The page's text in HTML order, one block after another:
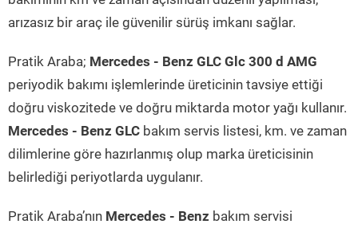
arızasız bir araç ile güvenilir sürüş imkanı sağlar.
Pratik Araba; Mercedes - Benz GLC Glc 300 d AMG
periyodik bakımı işlemlerinde üreticinin tavsiye ettiği
doğru viskozitede ve doğru miktarda motor yağı kullanır.
Mercedes - Benz GLC bakım servis listesi, km. ve zaman
dilimlerine göre hazırlanmış olup marka üreticisinin
belirlediği periyotlarda uygulanır.
Pratik Araba’nın Mercedes - Benz bakım servisi